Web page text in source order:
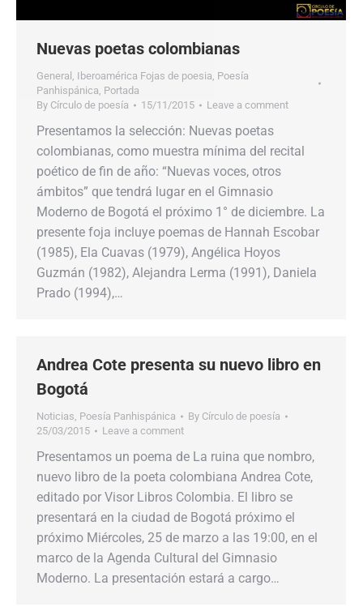
Nuevas poetas colombianas
General , Iberoamérica Fojas de poesia, Poesía
Panhispánica, Portada
By Círculo de poesía 15/11/2015 Leave a comment
Presentamos la selección: Nuevas poetas
colombianas, como muestra mínima del recital
poético de fin de año: “Nuevas voces, otros
ámbitos” que tendrá lugar en el Gimnasio
Moderno de Bogotá el próximo 1° de diciembre. La
presente foja incluye poemas de Hannah Escobar
(1985), Ela Cuavas (1979), Angélica Hoyos
Guzmán (1982), Alejandra Lerma (1991), Daniela
Prado (1994),…
Andrea Cote presenta su nuevo libro en
Bogotá
Noticias, Poesía Panhispánica By Círculo de poesía
25/03/2015
Leave a comment
Presentamos un poema de La ruina que nombro,
nuevo libro de la poeta colombiana Andrea Cote,
editado por Visor Libros Colombia. El libro se
presentará en la ciudad de Bogotá próximo el
próximo Miércoles, 25 de marzo a las 19:00, en el
marco de la Agenda Cultural del Gimnasio
Moderno. La presentación estará a cargo…